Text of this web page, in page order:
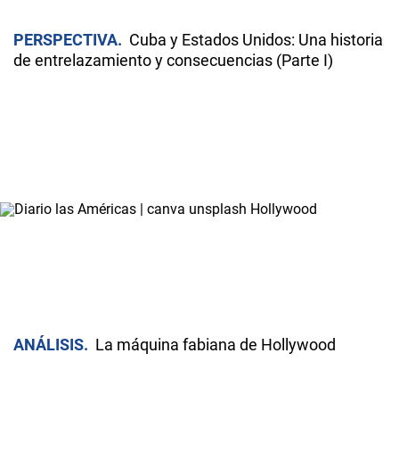
PERSPECTIVA
Cuba y Estados Unidos: Una historia
de entrelazamiento y consecuencias (Parte I)
ANÁLISIS La máquina fabiana de Hollywood